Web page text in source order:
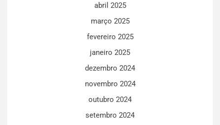
abril 2025
março 2025
fevereiro 2025
janeiro 2025
dezembro 2024
novembro 2024
outubro 2024
setembro 2024